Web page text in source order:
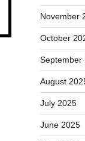
November
October
September
August
July 2025
June 2025